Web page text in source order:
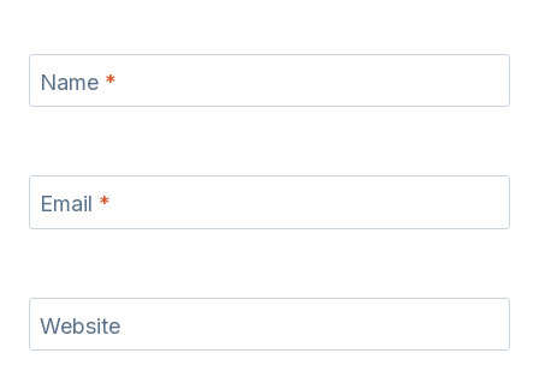
Name *
Email *
Website